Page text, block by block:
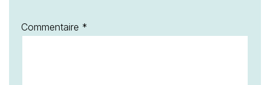
Commentaire *